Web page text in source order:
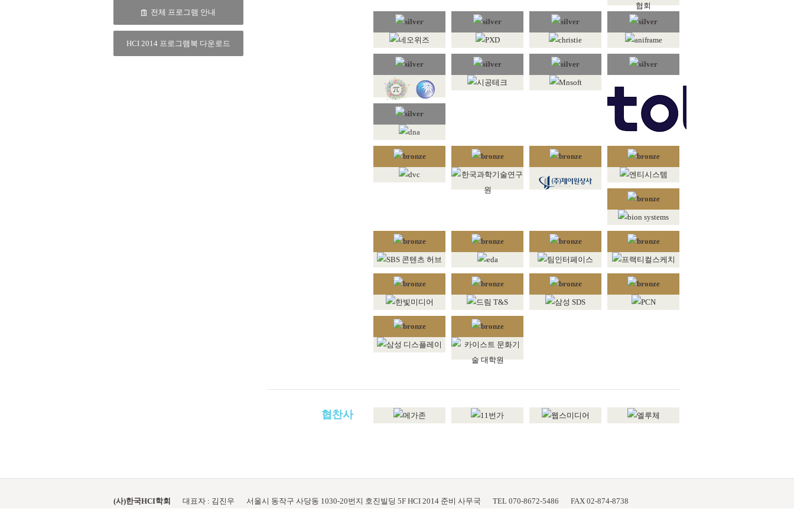
전체 프로그램 안내
HCI 2014 프로그램북 다운로드
협찬사
(사)한국HCI학회 대표자 : 김진우 서울시 동작구 사당동 1030-20번지 호진빌딩 5F HCI 2014 준비 사무국 TEL 070-8672-5486
FAX 02-874-8738